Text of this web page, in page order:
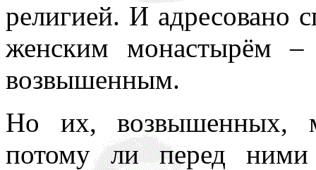
религией. И адресовано
женским монастырём –
возвышенным.
Но их, возвышенных,
потому ли перед